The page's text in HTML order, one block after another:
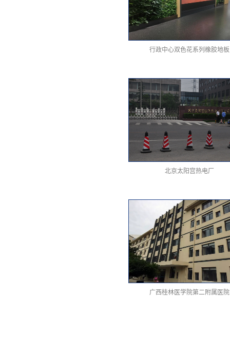
行政中心双色花系列橡胶地板
北京太阳宫热电厂
广西桂林医学院第二附属医院